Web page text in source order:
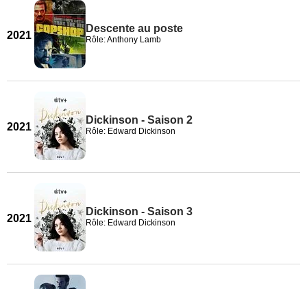
2021
Descente au poste
Rôle: Anthony Lamb
2021
Dickinson - Saison 2
Rôle: Edward Dickinson
2021
Dickinson - Saison 3
Rôle: Edward Dickinson